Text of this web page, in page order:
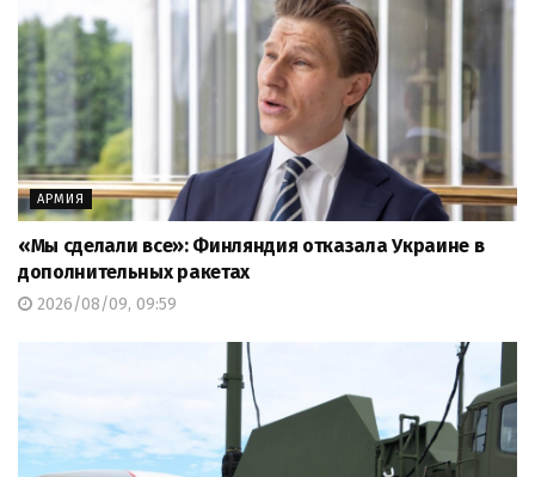
АРМИЯ
«Мы сделали все»: Финляндия отказала Украине в
дополнительных ракетах
2026/08/09, 09:59